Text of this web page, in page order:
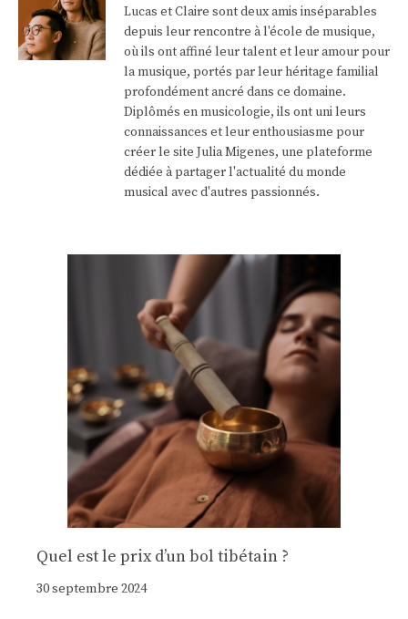
Lucas et Claire sont deux amis inséparables
depuis leur rencontre à l'école de musique,
où ils ont affiné leur talent et leur amour pour
la musique, portés par leur héritage familial
profondément ancré dans ce domaine.
Diplômés en musicologie, ils ont uni leurs
connaissances et leur enthousiasme pour
créer le site Julia Migenes, une plateforme
dédiée à partager l'actualité du monde
musical avec d'autres passionnés.
Quel est le prix d’un bol tibétain ?
30 septembre 2024